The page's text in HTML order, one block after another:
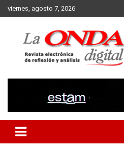
Skip
to
viernes, agosto 7, 2026